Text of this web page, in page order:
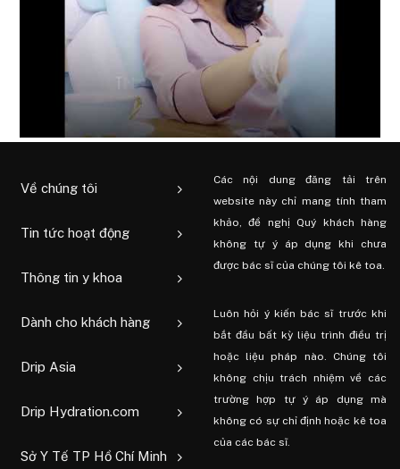
Về chúng tôi
Tin tức hoạt động
Thông tin y khoa
Dành cho khách hàng
Drip Asia
Drip Hydration.com
Sở Y Tế TP Hồ Chí Minh
Các nội dung đăng tải trên
website này chỉ mang tính tham
khảo, đề nghị Quý khách hàng
không tự ý áp dụng khi chưa
được bác sĩ của chúng tôi kê toa.
Luôn hỏi ý kiến ​​bác sĩ trước khi
bắt đầu bất kỳ liệu trình điều trị
hoặc liệu pháp nào. Chúng tôi
không chịu trách nhiệm về các
trường hợp tự ý áp dụng mà
không có sự chỉ định hoặc kê toa
của các bác sĩ.